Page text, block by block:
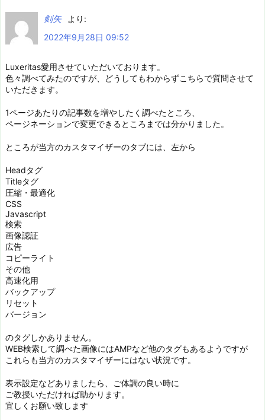
剣矢
より:
2022年9月28日 09:52
Luxeritas愛用させていただいております。
色々調べてみたのですが、どうしてもわからずこちらで質問させて
いただきます。
1ページあたりの記事数を増やしたく調べたところ、
ページネーションで変更できるところまでは分かりました。
ところが当方のカスタマイザーのタブには、左から
Headタグ
Titleタグ
圧縮・最適化
CSS
Javascript
検索
画像認証
広告
コピーライト
その他
高速化用
バックアップ
リセット
バージョン
のタグしかありません。
WEB検索して調べた画像にはAMPなど他のタグもあるようですが
これらも当方のカスタマイザーにはない状況です。
表示設定などありましたら、ご体調の良い時に
ご教授いただければ助かります。
宜しくお願い致します